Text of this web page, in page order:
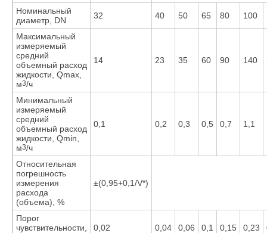
Номинальный
диаметр, DN
32 40 50 65 80 100
Максимальный
измеряемый
средний
объемный расход
жидкости, Qmax,
м3/ч
14 23 35 60 90 140
Минимальный
измеряемый
средний
объемный расход
жидкости, Qmin,
м3/ч
0,1 0,2 0,3 0,5 0,7 1,1
Относительная
погрешность
измерения
расхода
(объема), %
±(0,95+0,1/V*)
Порог
чувствительности,
0,02 0,04 0,06 0,1 0,15 0,23